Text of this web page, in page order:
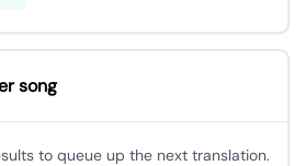
song
to queue up the next translation.